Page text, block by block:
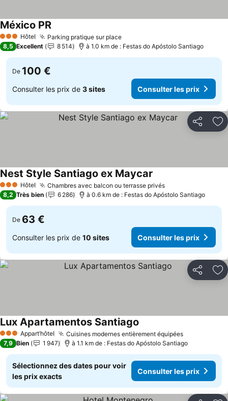
3 ÉtoilesHôtel Parking pratique sur placeConsulter les prix
México PRConsulter les prix
8,5 Excellent 8 514 à 1.0 km de : Festas do Apóstolo Santiago
De 100 €
Consulter les prix de 3 sites Consulter les prix
Partager
3 ÉtoilesHôtel Chambres avec balcon ou terrasse privésConsulter les
Nest Style Santiago ex Maycar
8,2 Très bien 6 286 à 0.6 km de : Festas do Apóstolo Santiago
De 63 €
Consulter les prix de 10 sites Consulter les prix
Partager
3 ÉtoilesAppart’hôtel Cuisines modernes entièrement équipéesConsulter
Lux Apartamentos Santiago
7,9 Bien 1 947 à 1.1 km de : Festas do Apóstolo Santiago
Sélectionnez des dates pour voir
les prix exacts
Consulter les prix